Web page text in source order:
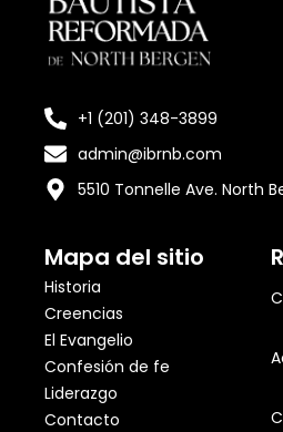
+1 (201) 348-3899
admin@ibrnb.com
5510 Tonnelle Ave. North
Mapa del sitio
Historia
Creencias
El Evangelio
Confesión de fe
Liderazgo
Contacto